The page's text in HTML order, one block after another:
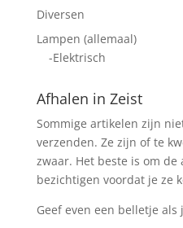
Diversen
Lampen (allemaal)
-Elektrisch
Afhalen in Zeist
Sommige artikelen zijn
verzenden. Ze zijn of te
zwaar. Het beste is om
bezichtigen voordat je ze
Geef even een belletje